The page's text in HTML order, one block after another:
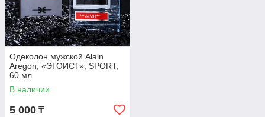
Одеколон мужской Alain
Aregon, «ЭГОИСТ», SPORT,
60 мл
В наличии
5 000 ₸